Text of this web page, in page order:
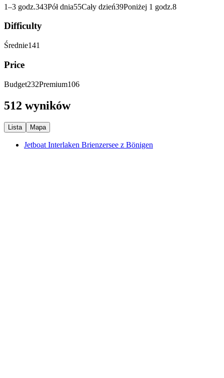
1–3 godz.343Pół dnia55Cały dzień39Poniżej 1 godz.8
Difficulty
Średnie141
Price
Budget232Premium106
512 wyników
Lista Mapa
Jetboat Interlaken Brienzersee z Bönigen